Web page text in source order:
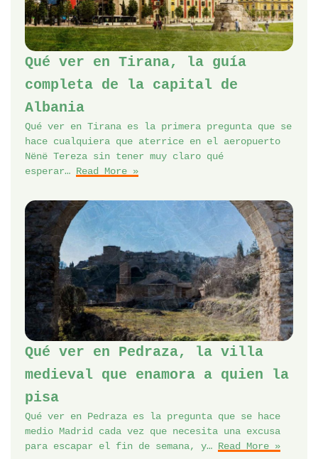
Qué ver en Tirana, la guía
completa de la capital de
Albania
Qué ver en Tirana es la primera pregunta que se
hace cualquiera que aterrice en el aeropuerto
Nënë Tereza sin tener muy claro qué
esperar… Read More »
Qué ver en Pedraza, la villa
medieval que enamora a quien la
pisa
Qué ver en Pedraza es la pregunta que se hace
medio Madrid cada vez que necesita una excusa
para escapar el fin de semana, y… Read More »